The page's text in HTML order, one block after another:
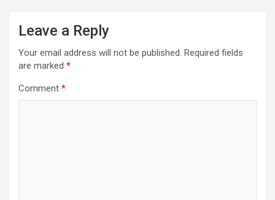
Leave a Reply
Your email address will not be published. Required fields
are marked *
Comment *